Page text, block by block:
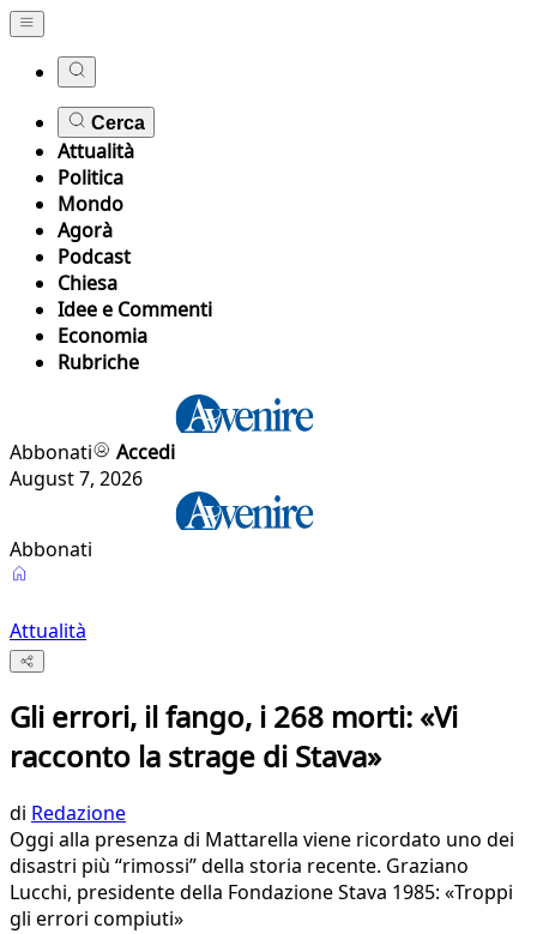
Cerca
Attualità
Politica
Mondo
Agorà
Podcast
Chiesa
Idee e Commenti
Economia
Rubriche
Abbonati
Accedi
August 7, 2026
Abbonati
Attualità
Gli errori, il fango, i 268 morti: «Vi
racconto la strage di Stava»
di Redazione
Oggi alla presenza di Mattarella viene ricordato uno dei
disastri più “rimossi” della storia recente. Graziano
Lucchi, presidente della Fondazione Stava 1985: «Troppi
gli errori compiuti»